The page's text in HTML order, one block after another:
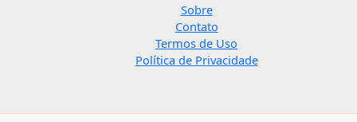
Sobre
Contato
Termos de Uso
Política de Privacidade